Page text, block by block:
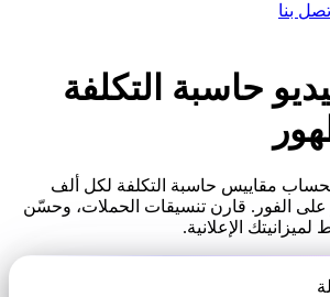
اتصل بنا
حاسبة التكلفة
مقاييس حاسبة التكلفة لكل ألف
على الفور. قارن تنسيقات الحملات، وحسّن
الإعلانية.